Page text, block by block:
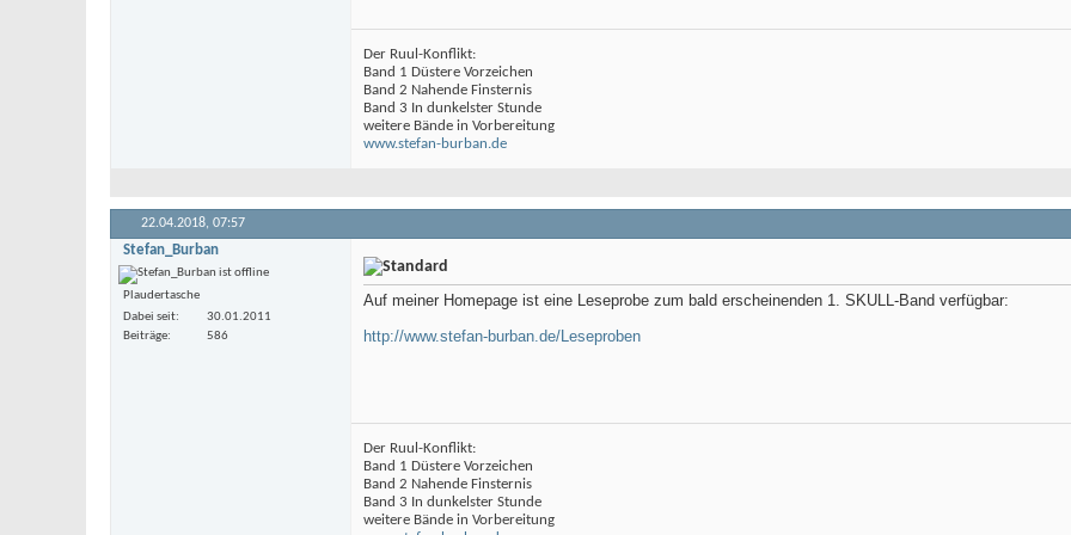
Der Ruul-Konflikt:
Band 1 Düstere Vorzeichen
Band 2 Nahende Finsternis
Band 3 In dunkelster Stunde
weitere Bände in Vorbereitung
www.stefan-burban.de
22.04.2018, 07:57
Stefan_Burban
Plaudertasche
Dabei seit
30.01.2011
Beiträge
586
Auf meiner Homepage ist eine Leseprobe zum bald erscheinenden 1. SKULL-Band verfügbar:
http://www.stefan-burban.de/Leseproben
Der Ruul-Konflikt:
Band 1 Düstere Vorzeichen
Band 2 Nahende Finsternis
Band 3 In dunkelster Stunde
weitere Bände in Vorbereitung